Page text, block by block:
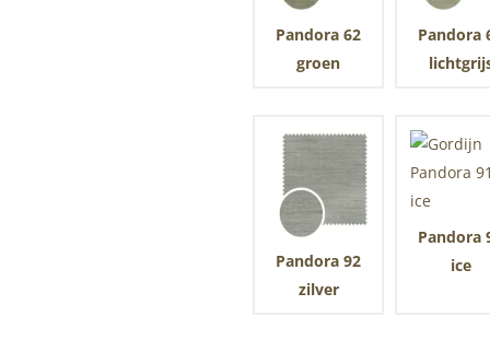
Pandora 62
groen
Pandora
Pandora 92
zilver
Pandora
ice